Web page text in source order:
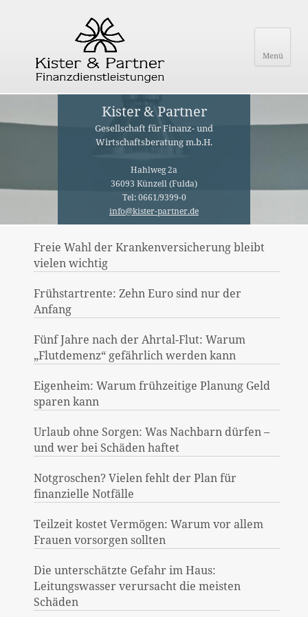
Menü
Kister & Partner
Gesellschaft für Finanz- und
Wirtschaftsberatung m.b.H.
Hahlweg 2a
36093 Künzell (Fulda)
Tel: 0661/9399-0
info@kister-partner.de
Freie Wahl der Krankenversicherung bleibt
vielen wichtig
Frühstartrente: Zehn Euro sind nur der
Anfang
Fünf Jahre nach der Ahrtal-Flut: Warum
„Flutdemenz“ gefährlich werden kann
Eigenheim: Warum frühzeitige Planung Geld
sparen kann
Urlaub ohne Sorgen: Was Nachbarn dürfen –
und wer bei Schäden haftet
Notgroschen? Vielen fehlt der Plan für
finanzielle Notfälle
Teilzeit kostet Vermögen: Warum vor allem
Frauen vorsorgen sollten
Die unterschätzte Gefahr im Haus:
Leitungswasser verursacht die meisten
Schäden